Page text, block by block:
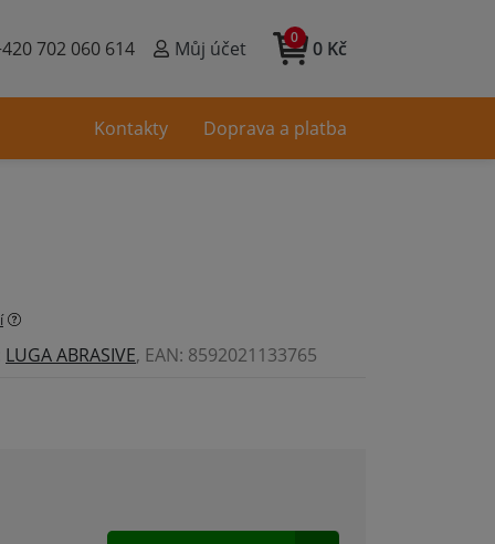
702 060 614 Můj účet 0 Kč
0
LUGA ABRASIVE, EAN: 8592021133765
Kontakty Doprava a platba